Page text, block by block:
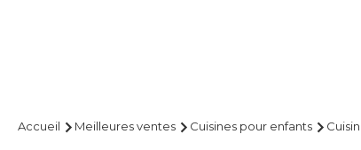
Accueil Meilleures ventes Cuisines pour enfants